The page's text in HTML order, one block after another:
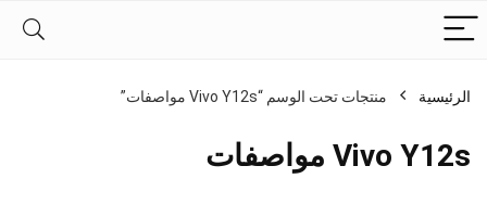
الرئيسية منتجات تحت الوسم “Vivo Y12s مواصفات”
Vivo Y12s مواصفات